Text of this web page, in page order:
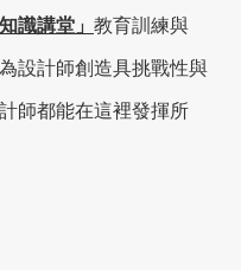
知識講堂」 教育訓練與
為設計師創造具挑戰性與
師都能在這裡發揮所